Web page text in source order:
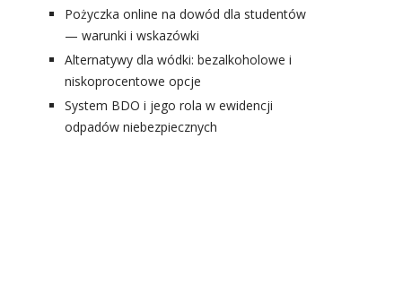
Pożyczka online na dowód dla studentów
— warunki i wskazówki
Alternatywy dla wódki: bezalkoholowe i
niskoprocentowe opcje
System BDO i jego rola w ewidencji
odpadów niebezpiecznych